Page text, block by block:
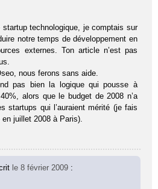
startup technologique, je comptais sur
notre temps de développement en
externes. Ton article n’est pas
nous ferons sans aide.
pas bien la logique qui pousse à
alors que le budget de 2008 n’a
startups qui l’auraient mérité (je fais
juillet 2008 à Paris).
le 8 février 2009 :